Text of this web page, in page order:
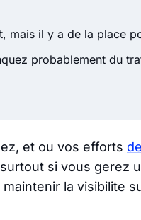
mais il y a de la place
probablement du
et ou vos efforts
si vous gerez
la visibilite